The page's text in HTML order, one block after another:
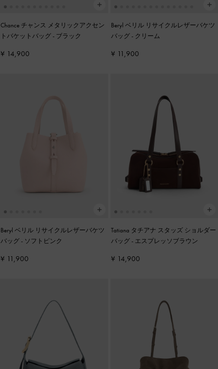
Chance チャンス メタリックアクセン
トバケットバッグ- ブラック
¥ 14,900
Beryl ベリル リサイクルレザーバケツ
バッグ- クリーム
¥ 11,900
Beryl ベリル リサイクルレザーバケツ
バッグ- ソフトピンク
¥ 11,900
Tatiana タチアナ スタッズ ショルダー
バッグ- エスプレッソブラウン
¥ 14,900